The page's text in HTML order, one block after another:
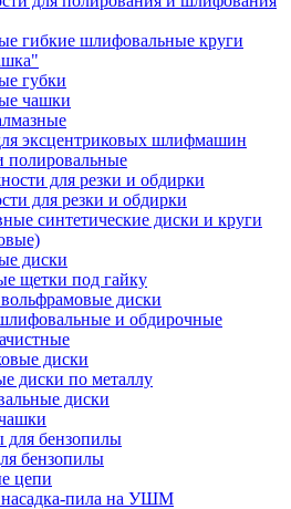
гибкие шлифовальные круги
губки
чашки
эксцентриковых шлифмашин
полировальные
для резки и обдирки
синтетические диски и круги
диски
щетки под гайку
диски
и обдирочные
диски
диски по металлу
диски
бензопилы
цепи
пила на УШМ